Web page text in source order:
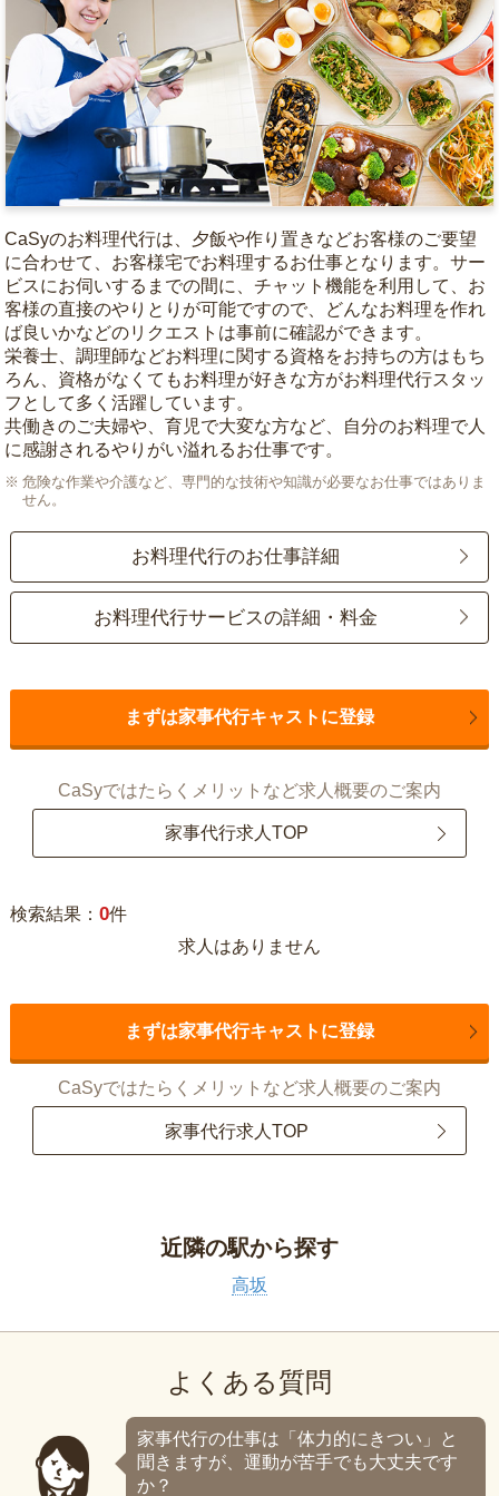
CaSyのお料理代行は、夕飯や作り置きなどお客様のご要望
に合わせて、お客様宅でお料理するお仕事となります。サー
ビスにお伺いするまでの間に、チャット機能を利用して、お
客様の直接のやりとりが可能ですので、どんなお料理を作れ
ば良いかなどのリクエストは事前に確認ができます。
栄養士、調理師などお料理に関する資格をお持ちの方はもち
ろん、資格がなくてもお料理が好きな方がお料理代行スタッ
フとして多く活躍しています。
共働きのご夫婦や、育児で大変な方など、自分のお料理で人
に感謝されるやりがい溢れるお仕事です。
危険な作業や介護など、専門的な技術や知識が必要なお仕事ではありま
せん。
お料理代行のお仕事詳細
お料理代行サービスの詳細・料金
まずは家事代行キャストに登録
CaSyではたらくメリットなど求人概要のご案内
家事代行求人TOP
検索結果： 0件
求人はありません
まずは家事代行キャストに登録
CaSyではたらくメリットなど求人概要のご案内
家事代行求人TOP
近隣の駅から探す
高坂
よくある質問
家事代行の仕事は「体力的にきつい」と
聞きますが、運動が苦手でも大丈夫です
か？